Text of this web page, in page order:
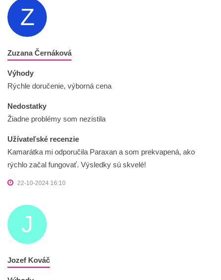
Z
Zuzana Černáková
Výhody
Rýchle doručenie, výborná cena
Nedostatky
Žiadne problémy som nezistila
Užívateľské recenzie
Kamarátka mi odporučila Paraxan a som prekvapená, ako
rýchlo začal fungovať. Výsledky sú skvelé!
22-10-2024 16:10
J
Jozef Kováč